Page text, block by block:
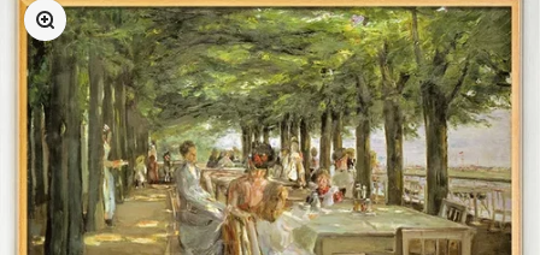
Bild vergrößern